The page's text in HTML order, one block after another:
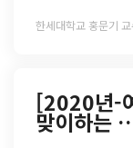
한세대학교 홍문기
[2020년-
맞이하는